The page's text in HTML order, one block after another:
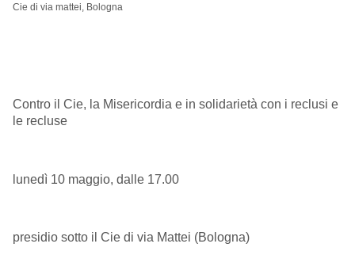
Cie di via mattei, Bologna
Contro il Cie, la Misericordia e in solidarietà con i reclusi e
le recluse
lunedì 10 maggio, dalle 17.00
presidio sotto il Cie di via Mattei (Bologna)